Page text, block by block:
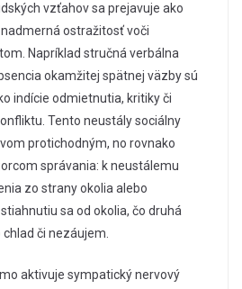
vzťahov sa prejavuje ako
ostražitosť voči
Napríklad stručná verbálna
okamžitej spätnej väzby sú
indície odmietnutia, kritiky či
Tento neustály sociálny
protichodným, no rovnako
správania: k neustálemu
zo strany okolia alebo
sa od okolia, čo druhá
či nezáujem.
aktivuje sympatický nervový